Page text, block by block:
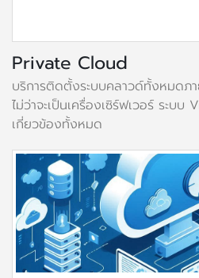
Private Cloud
บริการติดตั้งระบบคลาวด์ทั้งหมดภ
ไม่ว่าจะเป็นเครื่องเซิร์ฟเวอร์ ระบบ
เกี่ยวข้องทั้งหมด